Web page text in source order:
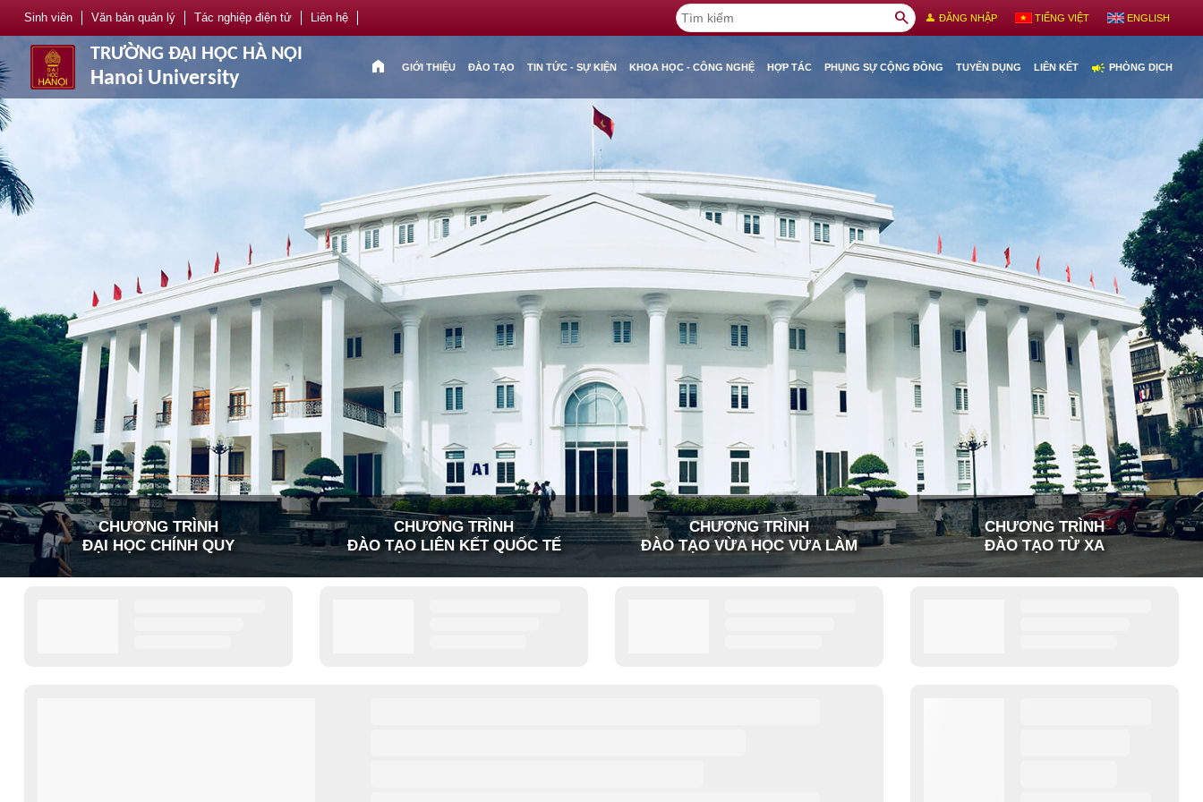
Sinh viên Văn bản quản lý Tác nghiệp điện tử Liên hệ search person ĐĂNG NHẬP TIẾNG VIỆT ENGLISH
TRƯỜNG ĐẠI HỌC HÀ NỘI
Hanoi University
home GIỚI THIỆU ĐÀO TẠO TIN TỨC - SỰ KIỆN KHOA HỌC - CÔNG NGHỆ HỢP TÁC PHỤNG SỰ CỘNG ĐỒNG TUYỂN DỤNG LIÊN KẾT campaign PHÒNG DỊCH
CHƯƠNG TRÌNH
ĐẠI HỌC CHÍNH QUY
CHƯƠNG TRÌNH
ĐÀO TẠO LIÊN KẾT QUỐC TẾ
CHƯƠNG TRÌNH
ĐÀO TẠO VỪA HỌC VỪA LÀM
CHƯƠNG TRÌNH
ĐÀO TẠO TỪ XA